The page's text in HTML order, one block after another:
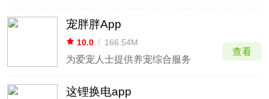
宠胖胖App
10.0 / 166.54M
为爱宠人士提供养宠综合服务
查看
这锂换电app